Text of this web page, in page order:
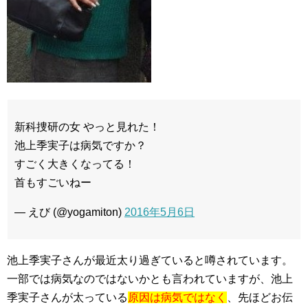
新科捜研の女 やっと見れた！
池上季実子は病気ですか？
すごく大きくなってる！
首もすごいねー
— えび (@yogamiton) 2016年5月6日
池上季実子さんが最近太り過ぎていると噂されています。
一部では病気なのではないかとも言われていますが、池上
季実子さんが太っている原因は病気ではなく 、先ほどお伝